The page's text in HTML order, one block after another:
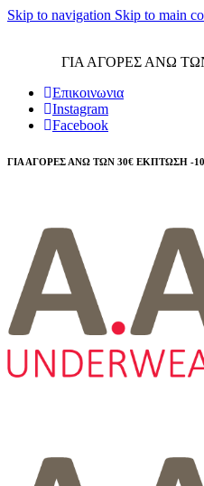
Skip to navigation Skip to main
ΓΙΑ ΑΓΟΡΕΣ ΑΝΩ
Επικοινωνια
Instagram
Facebook
ΓΙΑ ΑΓΟΡΕΣ ΑΝΩ ΤΩΝ 30€ ΕΚΠΤΩΣΗ -